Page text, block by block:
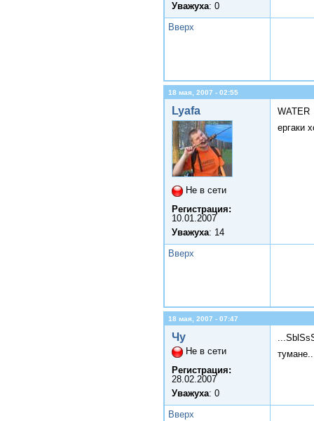
Уважуха: 0
Вверх
18 мая, 2007 - 02:55
Lyafa
Не в сети
Регистрация:
10.01.2007
Уважуха: 14
WATER
ергаки
Вверх
18 мая, 2007 - 07:47
Чу
Не в сети
Регистрация:
28.02.2007
Уважуха: 0
Вверх